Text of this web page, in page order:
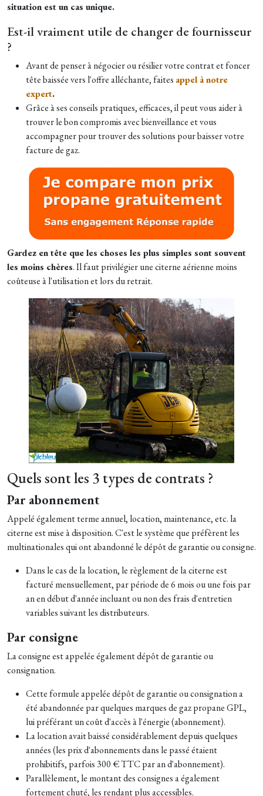
situation est un cas unique.
Est-il vraiment utile de changer de fournisseur
?
Avant de penser à négocier ou résilier votre contrat et foncer
tête baissée vers l'offre alléchante, faites appel à notre
expert.
Grâce à ses conseils pratiques, efficaces, il peut vous aider à
trouver le bon compromis avec bienveillance et vous
accompagner pour trouver des solutions pour baisser votre
facture de gaz.
Gardez en tête que les choses les plus simples sont souvent
les moins chères. Il faut privilégier une citerne aérienne moins
coûteuse à l'utilisation et lors du retrait.
Quels sont les 3 types de contrats ?
Par abonnement
Appelé également terme annuel, location, maintenance, etc. la
citerne est mise à disposition. C'est le système que préfèrent les
multinationales qui ont abandonné le dépôt de garantie ou consigne.
Dans le cas de la location, le règlement de la citerne est
facturé mensuellement, par période de 6 mois ou une fois par
an en début d'année incluant ou non des frais d'entretien
variables suivant les distributeurs.
Par consigne
La consigne est appelée également dépôt de garantie ou
consignation.
Cette formule appelée dépôt de garantie ou consignation a
été abandonnée par quelques marques de gaz propane GPL,
lui préférant un coût d'accès à l'énergie (abonnement).
La location avait baissé considérablement depuis quelques
années (les prix d'abonnements dans le passé étaient
prohibitifs, parfois 300 € TTC par an d'abonnement).
Parallèlement, le montant des consignes a également
fortement chuté, les rendant plus accessibles.